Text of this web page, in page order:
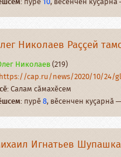
Николаев Раҫҫей
Николаев(219)
https://cap.ru/news/2020/10/24/
: Салам сӑмахӗсем
: пурӗ8, вӗсенчен куҫарнӑ
Игнатьев